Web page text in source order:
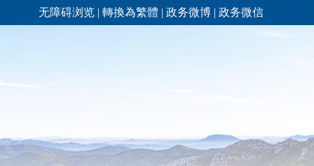
无障碍浏览 | 轉換為繁體 | 政务微博 | 政务微信